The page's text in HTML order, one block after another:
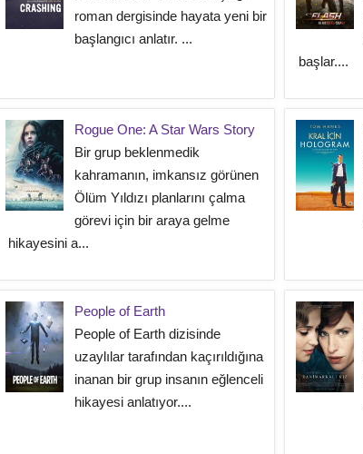
roman dergisinde hayata yeni bir
başlangıcı anlatır. ...
başlar....
Rogue One: A Star Wars Story
Bir grup beklenmedik
kahramanın, imkansız görünen
Ölüm Yıldızı planlarını çalma
görevi için bir araya gelme
hikayesini a...
People of Earth
People of Earth dizisinde
uzaylılar tarafından kaçırıldığına
inanan bir grup insanın eğlenceli
hikayesi anlatıyor....